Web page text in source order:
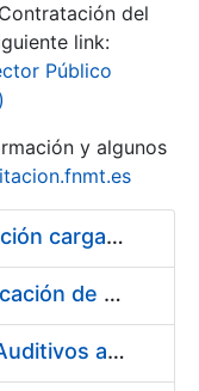
del
link:
Público
y algunos
Pliego condiciones optimización cargas compras firmado
Acuerdo marco para la fabricación de piezas
Suministro de Protectores Auditivos a medida para las personas trabajadoras de los Centros de Trabajo de Madrid y Burgos